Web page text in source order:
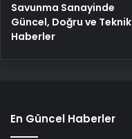
Savunma Sanayinde
Güncel, Doğru ve Teknik
Haberler
En Güncel Haberler